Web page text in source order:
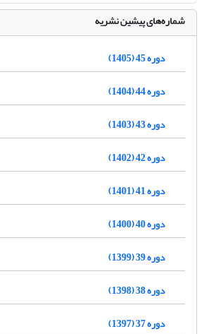
شماره‌های پیشین نشریه
دوره 45 (1405)
دوره 44 (1404)
دوره 43 (1403)
دوره 42 (1402)
دوره 41 (1401)
دوره 40 (1400)
دوره 39 (1399)
دوره 38 (1398)
دوره 37 (1397)